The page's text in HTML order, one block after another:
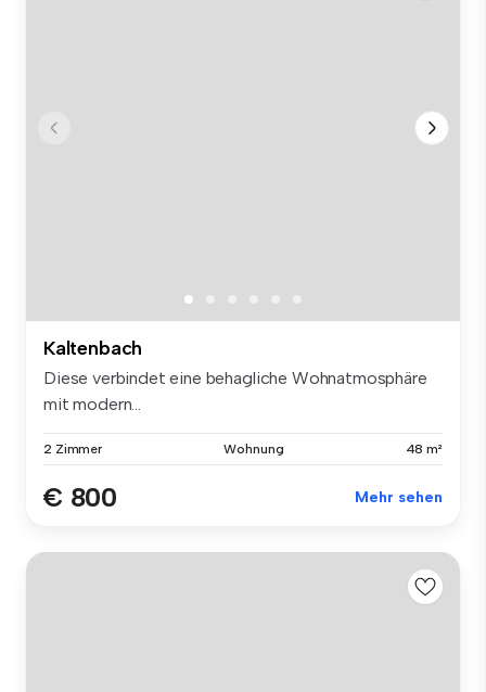
Kaltenbach
Diese verbindet eine behagliche Wohnatmosphäre
mit modern...
2 Zimmer Wohnung 48 m²
€ 800 Mehr sehen